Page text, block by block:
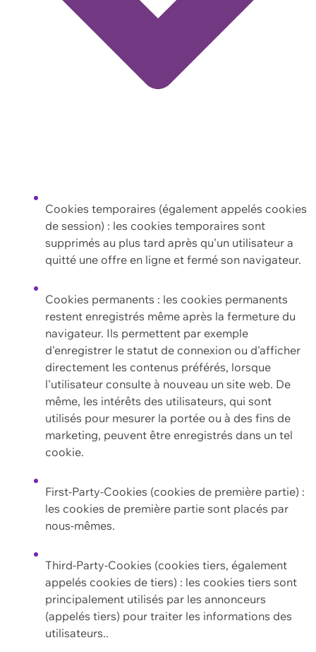
Cookies temporaires (également appelés cookies
de session) : les cookies temporaires sont
supprimés au plus tard après qu'un utilisateur a
quitté une offre en ligne et fermé son navigateur.
Cookies permanents : les cookies permanents
restent enregistrés même après la fermeture du
navigateur. Ils permettent par exemple
d'enregistrer le statut de connexion ou d'afficher
directement les contenus préférés, lorsque
l'utilisateur consulte à nouveau un site web. De
même, les intérêts des utilisateurs, qui sont
utilisés pour mesurer la portée ou à des fins de
marketing, peuvent être enregistrés dans un tel
cookie.
First-Party-Cookies (cookies de première partie) :
les cookies de première partie sont placés par
nous-mêmes.
Third-Party-Cookies (cookies tiers, également
appelés cookies de tiers) : les cookies tiers sont
principalement utilisés par les annonceurs
(appelés tiers) pour traiter les informations des
utilisateurs..